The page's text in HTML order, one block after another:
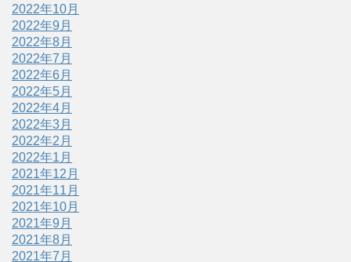
2022年10月
2022年9月
2022年8月
2022年7月
2022年6月
2022年5月
2022年4月
2022年3月
2022年2月
2022年1月
2021年12月
2021年11月
2021年10月
2021年9月
2021年8月
2021年7月